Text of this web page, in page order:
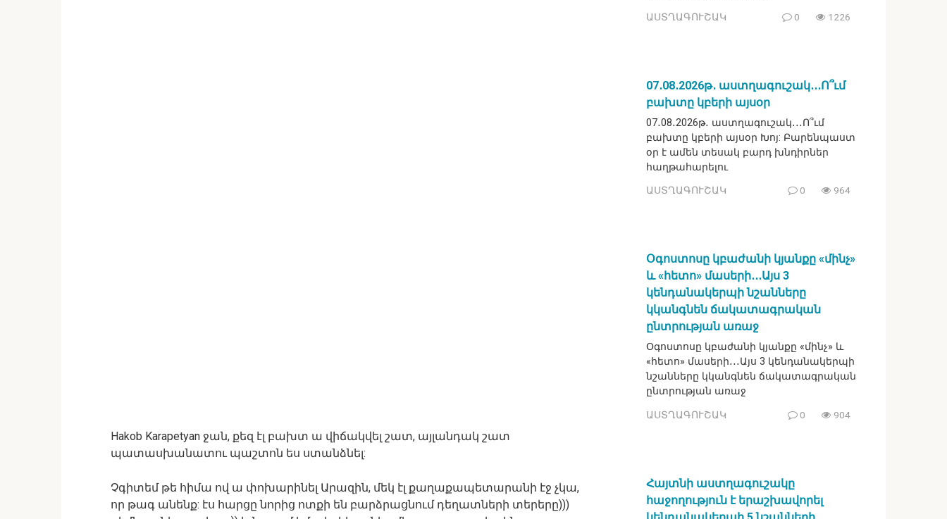
Hakob Karapetyan ջան, քեզ էլ բախտ ա վիճակվել շատ, այլանդակ շատ
պատասխանատու պաշտոն ես ստանձնել:
Չգիտեմ թե հիմա ով ա փոխարինել Արազին, մեկ էլ քաղաքապետարանի էջ չկա,
որ թագ անենք: էս հարցը նորից ոտքի են բարձրացնում դեղատների տերերը)))
ԱՍՏՂԱԳՈՒՇԱԿ 0 1226
07․08․2026թ․ աստղագուշակ․․․Ո՞ւմ
բախտը կբերի այսօր
07․08․2026թ․ աստղագուշակ․․․Ո՞ւմ
բախտը կբերի այսօր Խոյ: Բարենպաստ
օր է ամեն տեսակ բարդ խնդիրներ
հաղթահարելու
ԱՍՏՂԱԳՈՒՇԱԿ 0 964
Օգոստոսը կբաժանի կյանքը «մինչ»
և «հետո» մասերի․․․Այս 3
կենդանակերպի նշանները
կկանգնեն ճակատագրական
ընտրության առաջ
Օգոստոսը կբաժանի կյանքը «մինչ» և
«հետո» մասերի․․․Այս 3 կենդանակերպի
նշանները կկանգնեն ճակատագրական
ընտրության առաջ
ԱՍՏՂԱԳՈՒՇԱԿ 0 904
Հայտնի աստղագուշակը
հաջողություն է երաշխավորել